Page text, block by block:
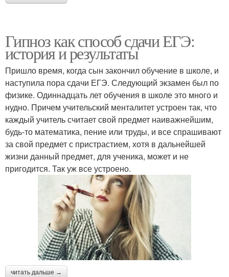
Гипноз как способ сдачи ЕГЭ:
история и результаты
Пришло время, когда сын закончил обучение в школе, и
наступила пора сдачи ЕГЭ. Следующий экзамен был по
физике. Одиннадцать лет обучения в школе это много и
нудно. Причем учительский менталитет устроен так, что
каждый учитель считает свой предмет наиважнейшим,
будь-то математика, пение или труды, и все спрашивают
за свой предмет с пристрастием, хотя в дальнейшей
жизни данный предмет, для ученика, может и не
пригодится. Так уж все устроено.
читать дальше →